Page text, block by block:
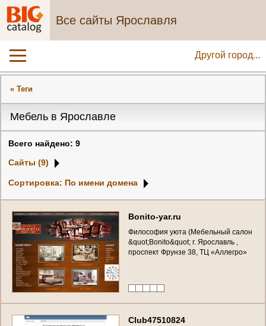
Все сайты Ярославля
Другой город...
« Теги
Мебель в Ярославле
Всего найдено: 9
Сайты (9)
Сортировка: По имени домена
Bonito-yar.ru
Философия уюта (Мебельный салон
&quot;Bonito&quot; г. Ярославль
проспект Фрунзе 38, ТЦ «Аллегро»
Club47510824